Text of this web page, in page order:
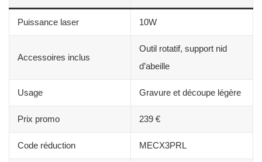
Puissance laser 10W
Accessoires inclus
Outil rotatif, support nid
d’abeille
Usage Gravure et découpe légère
Prix promo 239 €
Code réduction MECX3PRL